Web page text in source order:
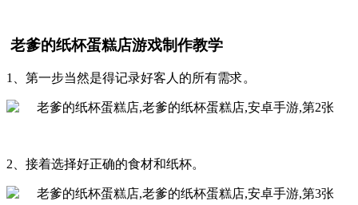
老爹的纸杯蛋糕店游戏制作教学
1、第一步当然是得记录好客人的所有需求。
2、接着选择好正确的食材和纸杯。